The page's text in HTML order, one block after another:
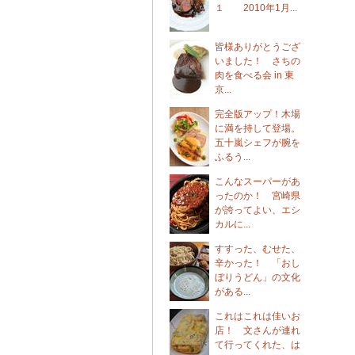
１ 2010年1月...
皆様ありがとうござ
いました！ さちの
肉を食べる会 in 東
京...
完全版アップ！木場
に満を持して登場。
五十嵐シェフが腕を
ふるう...
こんなスーパーがあ
ったのか！ 宮崎県
が誇ってよい、エシ
カルに...
すすった、むせた、
辛かった！ 「おし
ぼりうどん」の文化
がある...
これはこれは佳いお
店！ 文さんが連れ
て行ってくれた、は